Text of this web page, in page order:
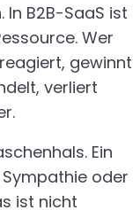
B2B-SaaS ist
Wer
gewinnt
verliert
Ein
oder
ist nicht